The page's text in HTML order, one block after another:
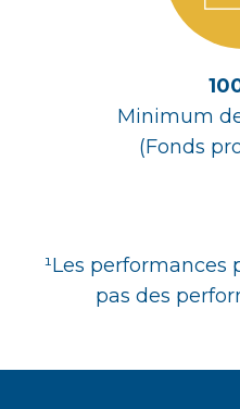
Minimum
(Fonds
¹Les performances
pas des